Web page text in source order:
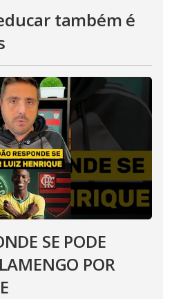
também é
SE PODE
POR